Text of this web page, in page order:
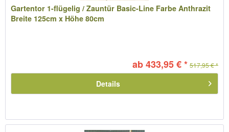
Gartentor 1-flügelig / Zauntür Basic-Line Farbe Anthrazit
Breite 125cm x Höhe 80cm
ab 433,95 € * 517,95 € *
Details